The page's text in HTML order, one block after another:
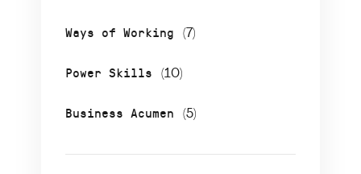
Ways of Working (7)
Power Skills (10)
Business Acumen (5)